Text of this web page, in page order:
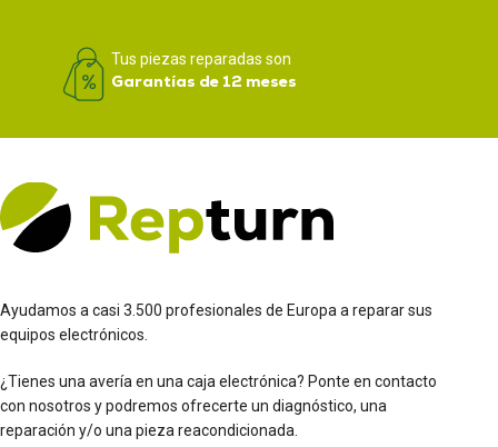
Tus piezas reparadas son
Garantías de 12 meses
Ayudamos a casi 3.500 profesionales de Europa a reparar sus
equipos electrónicos.
¿Tienes una avería en una caja electrónica? Ponte en contacto
con nosotros y podremos ofrecerte un diagnóstico, una
reparación y/o una pieza reacondicionada.